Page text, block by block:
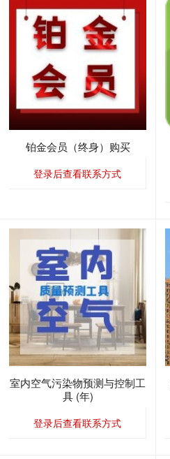
铂金会员（终身）购买
登录后查看联系方式
室内空气污染物预测与控制工
具 (年)
登录后查看联系方式